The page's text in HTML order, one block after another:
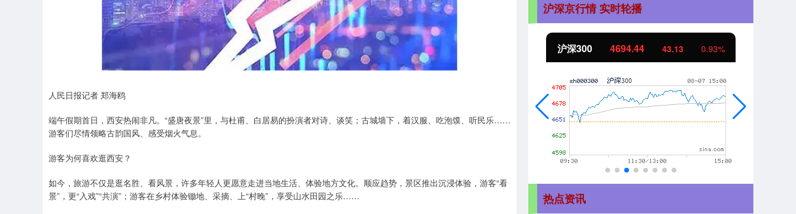
人民日报记者 郑海鸥
端午假期首日，西安热闹非凡。“盛唐夜景”里，与杜甫、白居易的扮演者对诗、谈笑；古城墙下，着汉服、吃泡馍、听民乐……
游客们尽情领略古韵国风、感受烟火气息。
游客为何喜欢逛西安？
如今，旅游不仅是逛名胜、看风景，许多年轻人更愿意走进当地生活、体验地方文化。顺应趋势，景区推出沉浸体验，游客“看
景”，更“入戏”“共演”；游客在乡村体验锄地、采摘、上“村晚”，享受山水田园之乐……
沪深京行情 实时轮播
深证成指 14311.01 200.89 1.42% 沪深300 4694.44 43.13 北证50 1134.24 11.37 1.01%
热点资讯